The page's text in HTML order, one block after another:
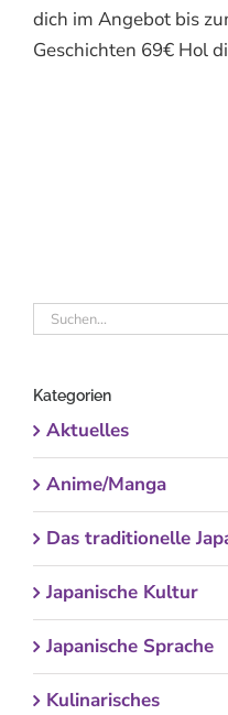
dich im Angebot bis
Geschichten 69€ Hol
Suche
Kategorien
Aktuelles
Anime/Manga
Das traditionelle
Japanische Kultur
Japanische Sprache
Kulinarisches